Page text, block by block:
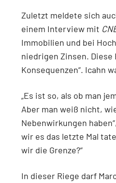
Zuletzt meldete sich
einem Interview mit
Immobilien und bei
niedrigen Zinsen. Diese
Konsequenzen“. Icahn
„Es ist so, als ob man
Aber man weiß nicht,
Nebenwirkungen
wir es das letzte Mal
wir die Grenze?“
In dieser Riege darf